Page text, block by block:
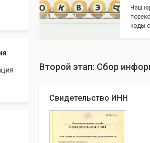
Наш
коды
Второй этап: Сбор
Свидетельство ИНН